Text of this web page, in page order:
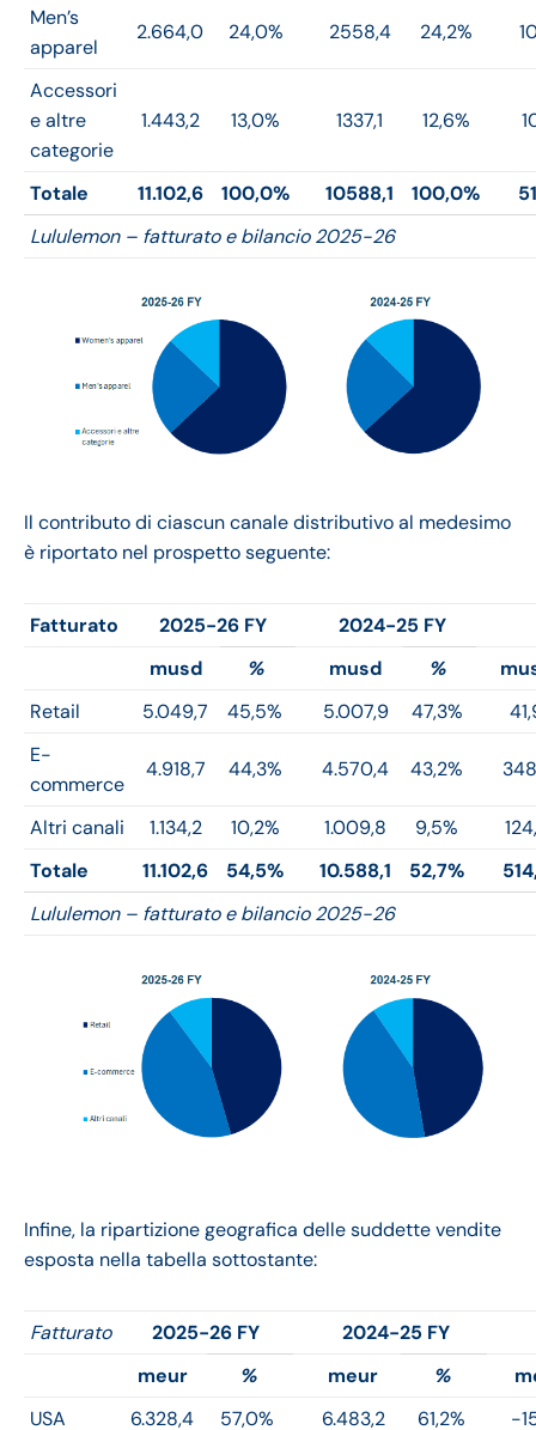
Men’s
apparel
2.664,0 24,0% 2558,4 24,2%
Accessori
e altre
categorie
1.443,2 13,0% 1337,1 12,6%
Totale 11.102,6 100,0% 10588,1 100,0%
Lululemon – fatturato e bilancio 2025-26
Il contributo di ciascun canale distributivo al medesimo
è riportato nel prospetto seguente:
Fatturato 2025-26 FY 2024-25 FY
musd
% musd %
Retail
5.049,7 45,5% 5.007,9 47,3%
E-
commerce
4.918,7 44,3% 4.570,4 43,2%
Altri canali 1.134,2 10,2% 1.009,8 9,5%
Totale
11.102,6 54,5% 10.588,1 52,7%
Lululemon – fatturato e bilancio 2025-26
Infine, la ripartizione geografica delle suddette vendite
esposta nella tabella sottostante:
Fatturato 2025-26 FY
2024-25 FY
meur
% meur %
USA
6.328,4 57,0% 6.483,2 61,2% -